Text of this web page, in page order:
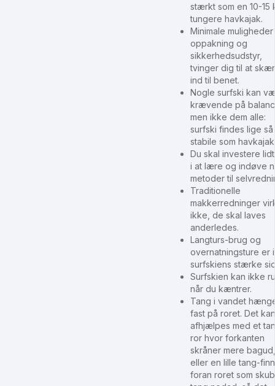
stærkt som en 10-15
tungere havkajak.
Minimale
oppakning og
sikkerhedsudstyr,
tvinger dig til at
ind til benet.
Nogle surfski kan
krævende på
men ikke dem alle:
surfski findes lige så
stabile som
Du skal investere
i at lære og indøve
metoder til
Traditionelle
makkerredninger
ikke, de skal laves
anderledes.
Langturs-brug og
overnatningsture er
surfskiens stærke
Surfskien kan ikke
når du kæntrer.
Tang i vandet
fast på roret. Det kan
afhjælpes med et
ror hvor forkanten
skråner mere bagud,
eller en lille tang-
foran roret som